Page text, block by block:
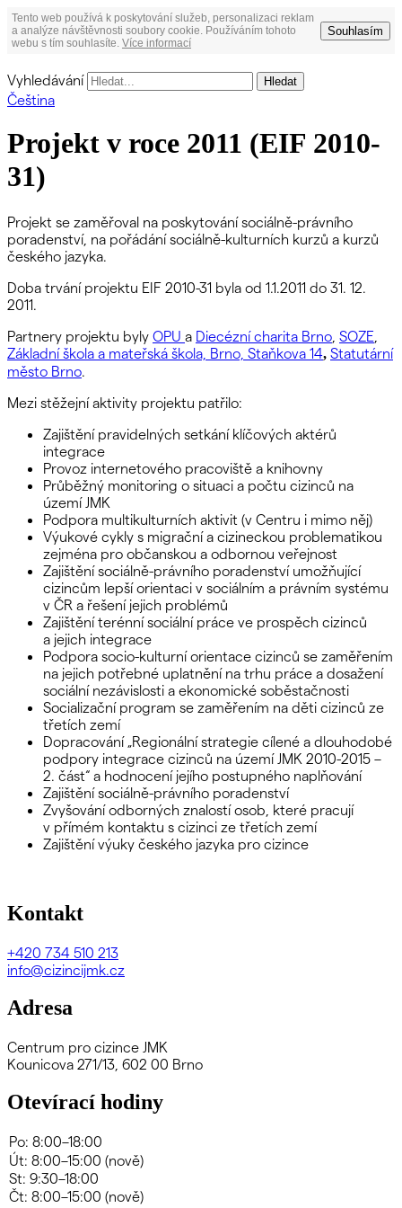
Tento web používá k poskytování služeb, personalizaci reklam
a analýze návštěvnosti soubory cookie. Používáním tohoto
webu s tím souhlasíte. Více informací
Souhlasím
Vyhledávání
Čeština
Projekt v roce 2011 (EIF 2010-
31)
Projekt se zaměřoval na poskytování sociálně-právního
poradenství, na pořádání sociálně-kulturních kurzů a kurzů
českého jazyka.
Doba trvání projektu EIF 2010-31 byla od 1.1.2011 do 31. 12.
2011.
Partnery projektu byly OPU a Diecézní charita Brno SOZE
Základní škola a mateřská škola, Brno, Staňkova 14, Statutární
město Brno.
Mezi stěžejní aktivity projektu patřilo:
Zajištění pravidelných setkání klíčových aktérů
integrace
Provoz internetového pracoviště a knihovny
Průběžný monitoring o situaci a počtu cizinců na
území JMK
Podpora multikulturních aktivit (v Centru i mimo něj)
Výukové cykly s migrační a cizineckou problematikou
zejména pro občanskou a odbornou veřejnost
Zajištění sociálně-právního poradenství umožňující
cizincům lepší orientaci v sociálním a právním systému
v ČR a řešení jejich problémů
Zajištění terénní sociální práce ve prospěch cizinců
a jejich integrace
Podpora socio-kulturní orientace cizinců se zaměřením
na jejich potřebné uplatnění na trhu práce a dosažení
sociální nezávislosti a ekonomické soběstačnosti
Socializační program se zaměřením na děti cizinců ze
třetích zemí
Dopracování „Regionální strategie cílené a dlouhodobé
podpory integrace cizinců na území JMK 2010-2015 –
2. část“ a hodnocení jejího postupného naplňování
Zajištění sociálně-právního poradenství
Zvyšování odborných znalostí osob, které pracují
v přímém kontaktu s cizinci ze třetích zemí
Zajištění výuky českého jazyka pro cizince
Kontakt
+420 734 510 213
info@cizincijmk.cz
Adresa
Centrum pro cizince JMK
Kounicova 271/13, 602 00 Brno
Otevírací hodiny